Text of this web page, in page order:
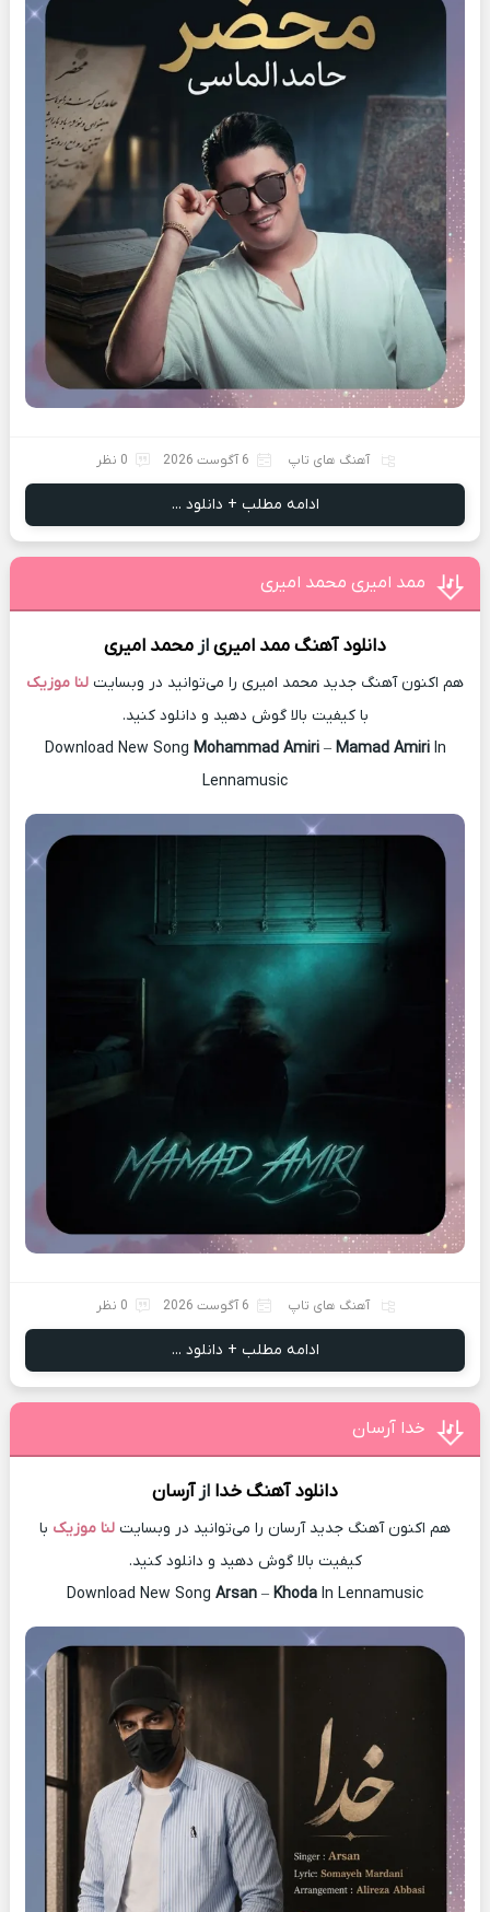
آهنگ های تاپ 6 آگوست 2026 0 نظر
ادامه مطلب + دانلود ...
ممد امیری محمد امیری
دانلود آهنگممد امیریازمحمد امیری
هم اکنون آهنگ جدید محمد امیری را می‌توانید در وبسایت لنا موزیک
با کیفیت بالا گوش دهید و دانلود کنید.
Download New Song Mohammad Amiri– Mamad AmiriIn
Lennamusic
آهنگ های تاپ 6 آگوست 2026 0 نظر
ادامه مطلب + دانلود ...
خدا آرسان
دانلود آهنگخدا ازآرسان
هم اکنون آهنگ جدید آرسان را می‌توانید در وبسایت لنا موزیک با
کیفیت بالا گوش دهید و دانلود کنید.
Download New Song Arsan – Khoda In Lennamusic